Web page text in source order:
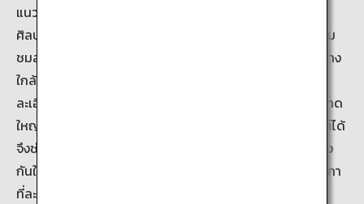
แนวทางของ มังงะโนะคุระ (โกดังการ์ตูนญี่ปุ่น) ในพิพิธภัณฑ์
ศิลปะการ์ตูนญี่ปุ่นคือโกดังของงานอันชวนจับตามองนี้ ผู้เยี่ยม
ชมสามารถดูงานที่เก็บรักษาผ่านกระจกหน้าต่างและเข้าชมอย่าง
ใกล้ชิดและสัมผัสตัวตนของศิลปะดั้งเดิม ภาพดิจิตอลราย
ละเอียดสูงของงานศิลปะดั้งเดิมสามารถดูได้จากจอสัมผัสขนาด
ใหญ่ ช่วยให้สามารถค้นและดูรายการหมวดหมู่ของพิพิธภัณฑ์ได้
จึงช่วยให้ผู้เยี่ยมชมสามารถดูเทคนิคการแสดงออกที่แตกต่าง
กันในแต่ละรูปได้อย่างใกล้ชิด ตัวอย่างเช่น การเขียนเส้นปากกา
ที่ละเอียดอ่อนหรือสัมผัสของงานเขียน